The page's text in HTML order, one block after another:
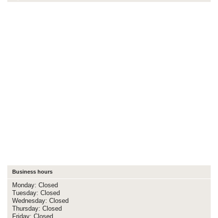
Business hours
Monday: Closed
Tuesday: Closed
Wednesday: Closed
Thursday: Closed
Friday: Closed